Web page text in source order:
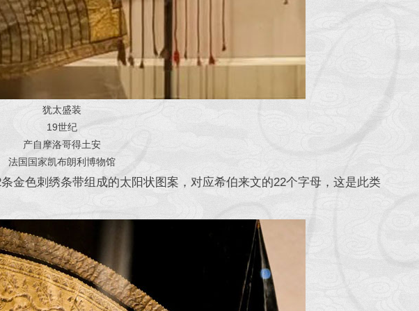
犹太盛装
19世纪
产自摩洛哥得土安
法国国家凯布朗利博物馆
色刺绣条带组成的太阳状图案，对应希伯来文的22个字母，这是此类